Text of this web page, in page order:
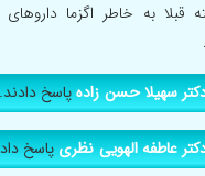
قبلا به خاطر اگزما
سهیلا حسن زادهپاسخ
عاطفه الهویی نظریپاسخ